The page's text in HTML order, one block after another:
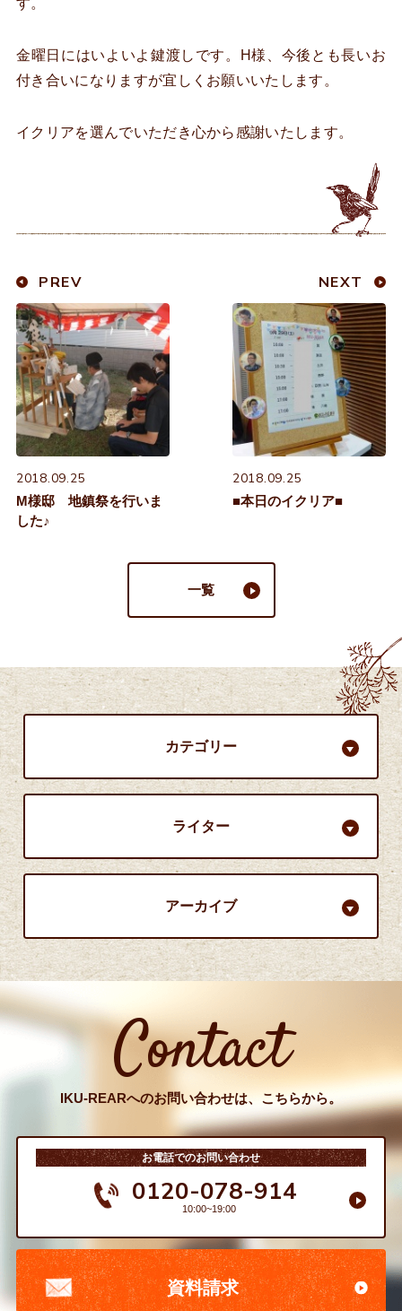
す。
金曜日にはいよいよ鍵渡しです。H様、今後とも長いお
付き合いになりますが宜しくお願いいたします。
イクリアを選んでいただき心から感謝いたします。
PREV
2018.09.25
M様邸 地鎮祭を行いま
した♪
NEXT
2018.09.25
■本日のイクリア■
一覧
カテゴリー
ライター
アーカイブ
Contact
IKU-REARへのお問い合わせは、こちらから。
お電話でのお問い合わせ
0120-078-914
10:00~19:00
資料請求